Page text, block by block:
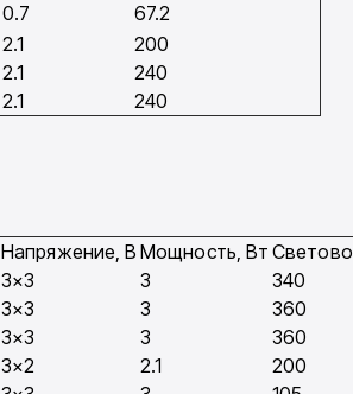
0.7
67.2
2.1
200
2.1
240
2.1 240
Напряжение, В Мощность, Вт
3×3 3
340
3×3 3
360
3×3 3
360
3×2 2.1
200